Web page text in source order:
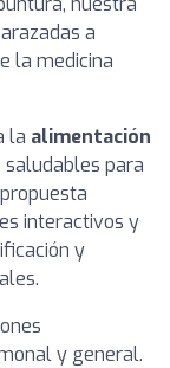
a
la medicina
la alimentación
para
interactivos y
y
y general.